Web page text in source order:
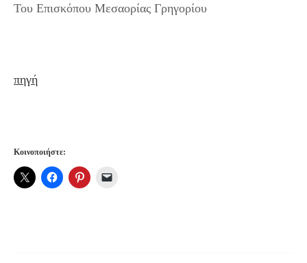
Του Επισκόπου Μεσαορίας Γρηγορίου
πηγή
Κοινοποιήστε: